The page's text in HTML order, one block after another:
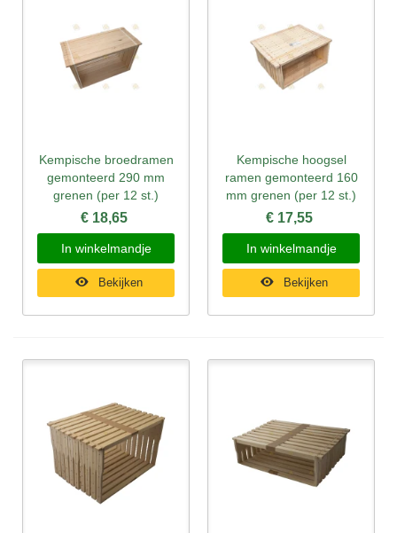
Kempische broedramen
gemonteerd 290 mm
grenen (per 12 st.)
€ 18,65
In winkelmandje
Bekijken
Kempische hoogsel
ramen gemonteerd 160
mm grenen (per 12 st.)
€ 17,55
In winkelmandje
Bekijken